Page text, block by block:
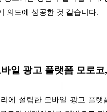
의도에 성공한 것 같습니다.
일 광고 플랫폼 모로코
에 설립한 모바일 광고 플랫